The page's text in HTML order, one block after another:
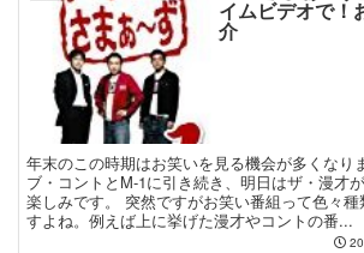
イムビデオで！
介
年末のこの時期はお笑いを見る機会が多くなり
ブ・コントとM-1に引き続き、明日はザ・漫才
楽しみです。 突然ですがお笑い番組って色々
すよね。例えば上に挙げた漫才やコントの番...